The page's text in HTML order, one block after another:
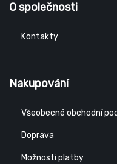
O společnosti
Kontakty
Nakupování
Všeobecné obchodní
Doprava
Možnosti platby